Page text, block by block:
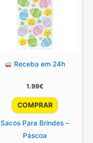
Receba em 24h
1.99€
COMPRAR
Sacos Para Brindes –
Páscoa